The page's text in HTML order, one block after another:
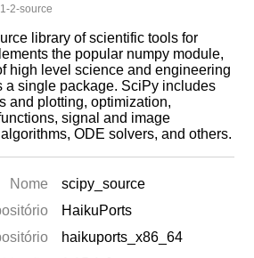
2-source
library of scientific tools for
the popular numpy module,
high level science and engineering
a single package. SciPy includes
and plotting, optimization,
signal and image
ODE solvers, and others.
Nome
scipy_source
HaikuPorts
haikuports_x86_64